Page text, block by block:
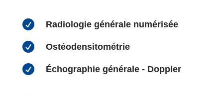
 Radiologie générale numérisée
 Ostéodensitométrie
 Échographie générale - Doppler